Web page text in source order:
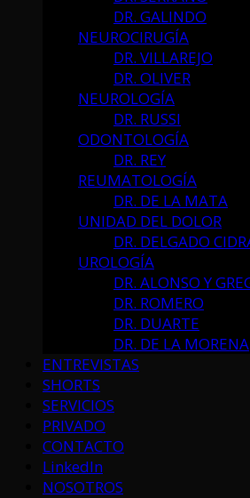
DR. GALINDO
NEUROCIRUGÍA
DR. VILLAREJO
DR. OLIVER
NEUROLOGÍA
DR. RUSSI
ODONTOLOGÍA
DR. REY
REUMATOLOGÍA
DR. DE LA MATA
UNIDAD DEL DOLOR
DR. DELGADO
UROLOGÍA
DR. ALONSO Y
DR. ROMERO
DR. DUARTE
DR. DE LA MORENA
ENTREVISTAS
SHORTS
SERVICIOS
PRIVADO
CONTACTO
LinkedIn
NOSOTROS